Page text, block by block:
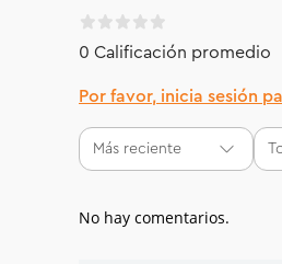
0 Calificación promedio
Por favor, inicia sesión
Más reciente
No hay comentarios.